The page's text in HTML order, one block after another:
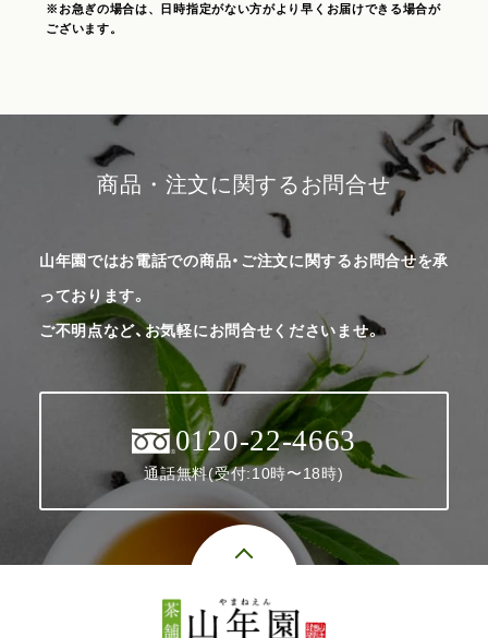
※お急ぎの場合は、日時指定がない方がより早くお届けできる場合が
ございます。
商品・注文に関するお問合せ
山年園ではお電話での商品・ご注文に関するお問合せを承
っております。
ご不明点など、お気軽にお問合せくださいませ。
0120-22-4663
通話無料(受付:10時〜18時)